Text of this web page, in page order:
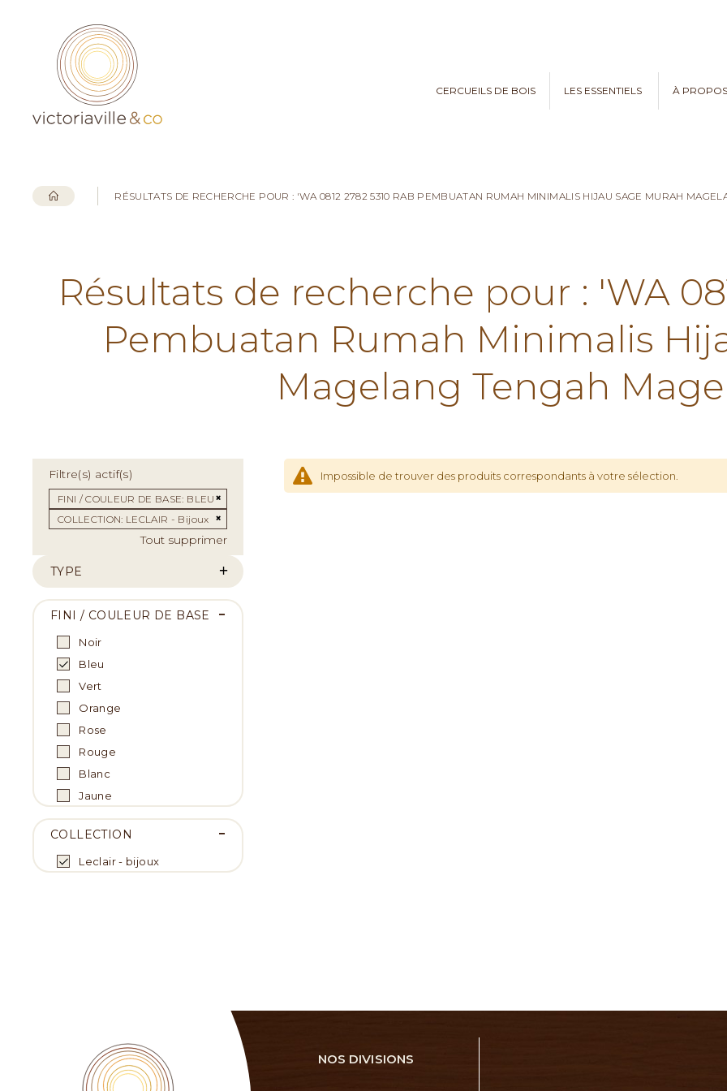
CERCUEILS DE BOIS LES ESSENTIELS À PROPOS
RÉSULTATS DE RECHERCHE POUR : 'WA 0812 2782 5310 RAB PEMBUATAN RUMAH MINIMALIS HIJAU SAGE MURAH
Résultats de recherche pour : 'WA
Pembuatan Rumah Minimalis
Magelang Tengah
Impossible de trouver des produits correspondants à votre sélection.
Filtre(s) actif(s)
FINI / COULEUR DE BASE BLEU
Supprimer cet Élément
COLLECTION LECLAIR - Bijoux
Tout supprimer
TYPE
FINI / COULEUR DE BASE
Noir
Bleu
Vert
Orange
Rose
Rouge
Blanc
Jaune
COLLECTION
Leclair - bijoux
NOS DIVISIONS